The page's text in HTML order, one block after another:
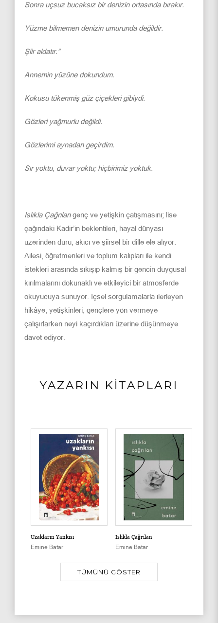
Sonra uçsuz bucaksız bir denizin ortasında bırakır.
Yüzme bilmemen denizin umurunda değildir.
Şiir aldatır.”
Annemin yüzüne dokundum.
Kokusu tükenmiş güz çiçekleri gibiydi.
Gözleri yağmurlu değildi.
Gözlerimi aynadan geçirdim.
Sır yoktu, duvar yoktu; hiçbirimiz yoktuk.
Islıkla Çağrılangenç ve yetişkin çatışmasını; lise
çağındaki Kadir’in beklentileri, hayal dünyası
üzerinden duru, akıcı ve şiirsel bir dille ele alıyor.
Ailesi, öğretmenleri ve toplum kalıpları ile kendi
istekleri arasında sıkışıp kalmış bir gencin duygusal
kırılmalarını dokunaklı ve etkileyici bir atmosferde
okuyucuya sunuyor. İçsel sorgulamalarla ilerleyen
hikâye, yetişkinleri, gençlere yön vermeye
çalışırlarken neyi kaçırdıkları üzerine düşünmeye
davet ediyor.
YAZARIN KİTAPLARI
Uzakların Yankısı
Emine Batar
Islıkla Çağrılan
Emine Batar
TÜMÜNÜ GÖSTER